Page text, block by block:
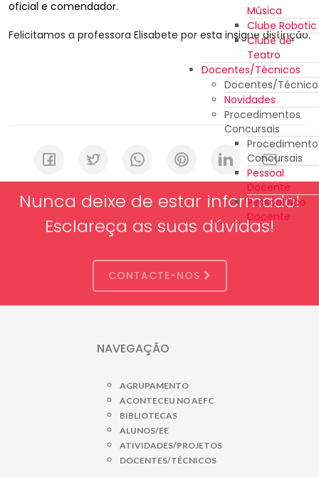
Música
Clube Robotic
Clube de
Teatro
Docentes/Técnicos
Docentes/
Novidades
Procedimentos
Concursais
Concursais
Pessoal
Docente
Pessoal Não
Docente
oficial e comendador.
Felicitamos a professora Elisabete por esta insigne distinção.
Nunca deixe de estar informado!
Esclareça as suas dúvidas!
CONTACTE-NOS
NAVEGAÇÃO
AGRUPAMENTO
ACONTECEU NO AEFC
BIBLIOTECAS
ALUNOS/EE
ATIVIDADES/PROJETOS
DOCENTES/TÉCNICOS